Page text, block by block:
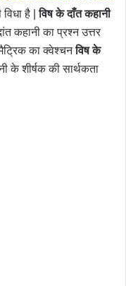
विधा है |विष के दाँत कहानी
कहानी का प्रश्न उत्तर
का क्वेश्चनविष के
के शीर्षक की सार्थकता